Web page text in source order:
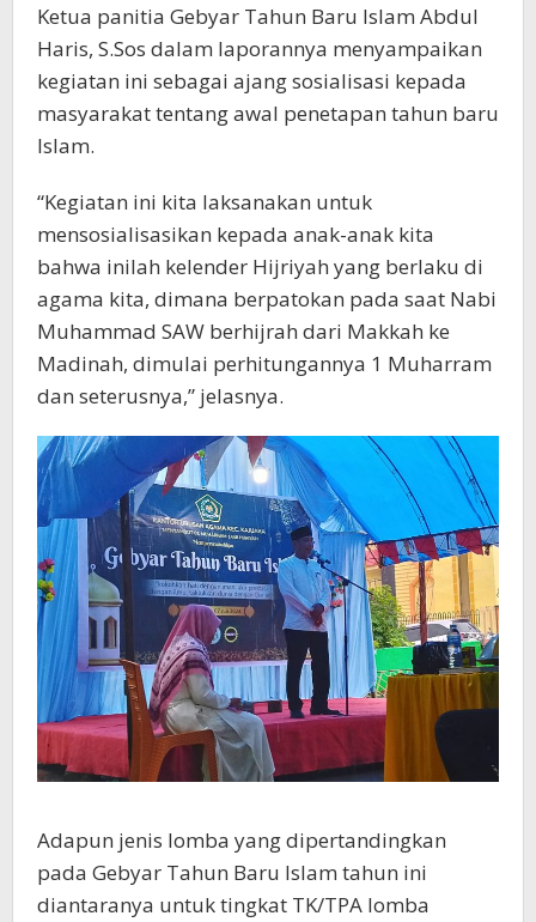
Ketua panitia Gebyar Tahun Baru Islam Abdul
Haris, S.Sos dalam laporannya menyampaikan
kegiatan ini sebagai ajang sosialisasi kepada
masyarakat tentang awal penetapan tahun baru
Islam.
“Kegiatan ini kita laksanakan untuk
mensosialisasikan kepada anak-anak kita
bahwa inilah kelender Hijriyah yang berlaku di
agama kita, dimana berpatokan pada saat Nabi
Muhammad SAW berhijrah dari Makkah ke
Madinah, dimulai perhitungannya 1 Muharram
dan seterusnya,” jelasnya.
Adapun jenis lomba yang dipertandingkan
pada Gebyar Tahun Baru Islam tahun ini
diantaranya untuk tingkat TK/TPA lomba